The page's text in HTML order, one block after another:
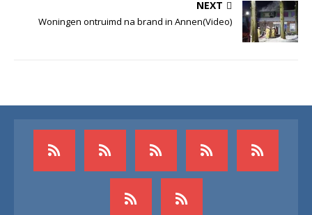
NEXT
Woningen ontruimd na brand in Annen(Video)